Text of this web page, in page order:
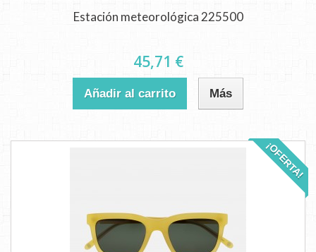
Estación meteorológica 225500
45,71 €
Añadir al carrito Más
¡OFERTA!